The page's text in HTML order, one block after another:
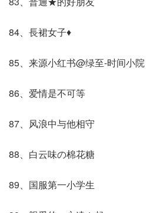
84、長裙女子♦
85、来源小红书@绿至-时间小院
86、爱情是不可等
87、风浪中与他相守
88、白云味の棉花糖
89、国服第一小学生